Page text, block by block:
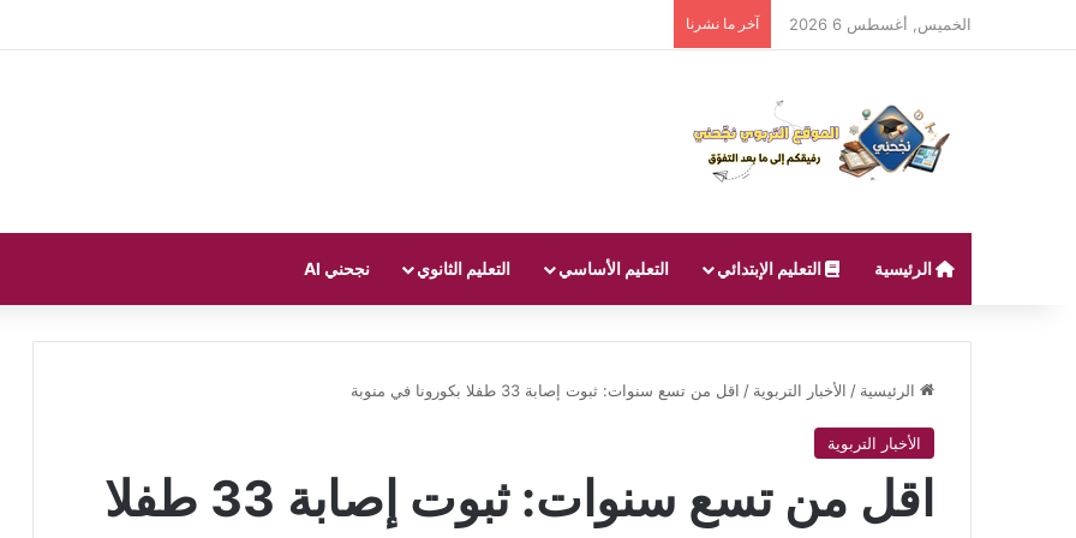
الخميس, أغسطس 6 2026 آخر ما نشرنا
الرئيسية التعليم الإبتدائي التعليم الأساسي التعليم الثانوي نجحني AI
الرئيسية / الأخبار التربوية / اقل من تسع سنوات: ثبوت إصابة 33 طفلا بكورونا في منوبة
الأخبار التربوية
اقل من تسع سنوات: ثبوت إصابة 33 طفلا